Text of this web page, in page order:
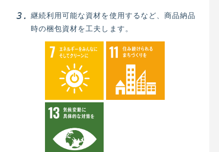
継続利用可能な資材を使用するなど、商品納品
時の梱包資材を工夫します。